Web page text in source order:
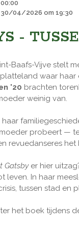
04/2026 om 19:30
-
Baafs-Vijve stelt
waar haar
'20 brachten
weinig van.
probeert —
revuedanseres
Gatsbyer hier
leven. In haar
tussen stad en
het boek tijdens